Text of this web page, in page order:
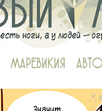
МАРЕВИКИЯ